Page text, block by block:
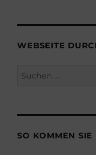
WEBSEITE
Suchen
SO KOMMEN